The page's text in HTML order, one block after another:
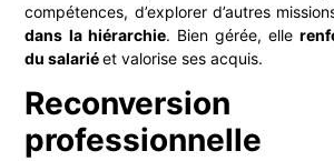
compétences, d’explorer d’autres
dans la hiérarchie. Bien gérée, elle
du salariéet valorise ses acquis.
Reconversion
professionnelle